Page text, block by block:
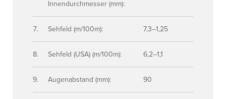
Innendurchmesser (mm):
Sehfeld (m/100m): 7,3–1,25
Sehfeld (USA) (m/100m): 6,2–1,1
Augenabstand (mm): 90